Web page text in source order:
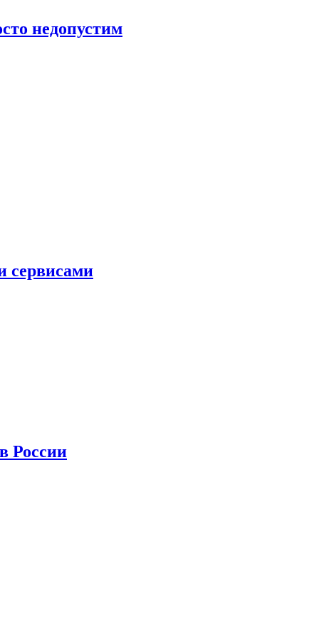
недопустим
сервисами
России